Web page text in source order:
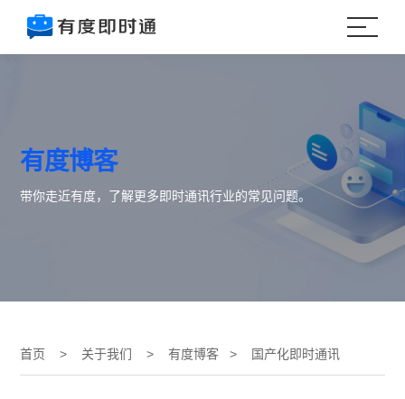
有度博客
带你走近有度，了解更多即时通讯行业的常见问题。
首页 > 关于我们 >有度博客 > 国产化即时通讯